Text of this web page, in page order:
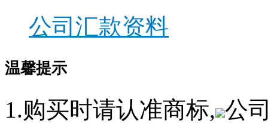
公司汇款资料
温馨提示
1.购买时请认准商标, 公